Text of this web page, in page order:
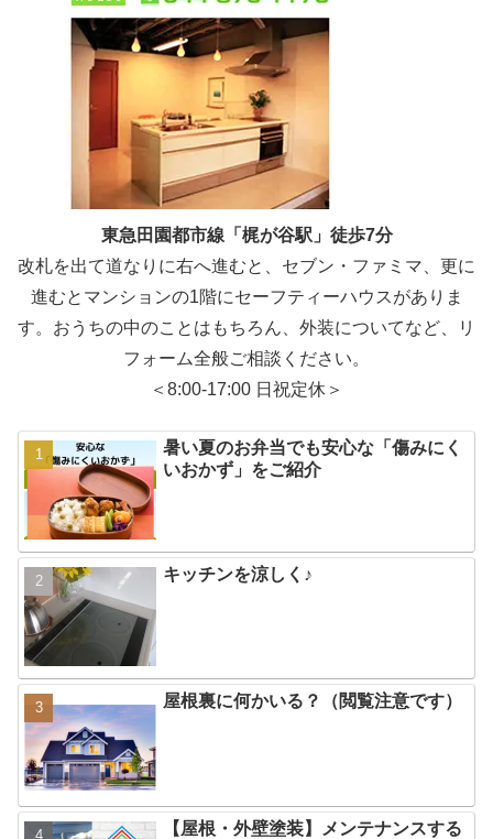
東急田園都市線「梶が谷駅」徒歩7分
改札を出て道なりに右へ進むと、セブン・ファミマ、更に
進むとマンションの1階にセーフティーハウスがありま
す。おうちの中のことはもちろん、外装についてなど、リ
フォーム全般ご相談ください。
＜8:00-17:00 日祝定休＞
暑い夏のお弁当でも安心な「傷みにく
いおかず」をご紹介
キッチンを涼しく♪
屋根裏に何かいる？（閲覧注意です）
【屋根・外壁塗装】メンテナンスする